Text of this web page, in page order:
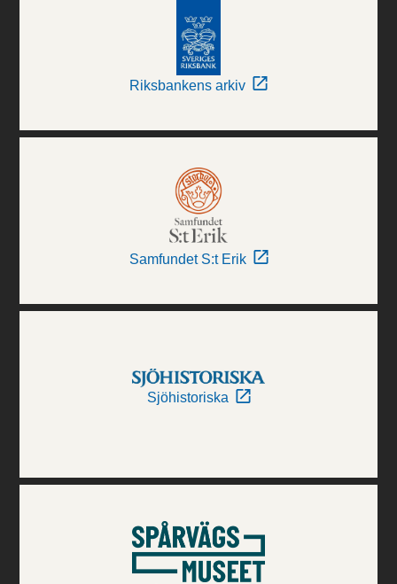
Riksbankens arkiv
Samfundet S:t Erik
Sjöhistoriska